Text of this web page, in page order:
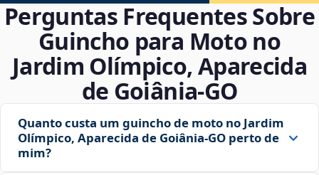
Perguntas Frequentes Sobre
Guincho para Moto no
Jardim Olímpico, Aparecida
de Goiânia‑GO
Quanto custa um guincho de moto no Jardim
Olímpico, Aparecida de Goiânia‑GO perto de
mim?